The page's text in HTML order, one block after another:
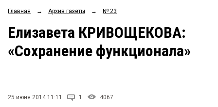
ОБЩЕСТВО
ЗАКОН
НОВОСТИ КОМПАНИЙ
Рейтинги
Блоги
Главная → Архив газеты → № 23
Елизавета КРИВОЩЕКОВА:
«Сохранение функционала»
25 июня 2014 11:11 1 4067